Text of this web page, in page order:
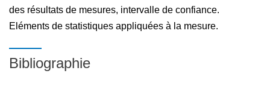
des résultats de mesures, intervalle de confiance.
Eléments de statistiques appliquées à la mesure.
Bibliographie